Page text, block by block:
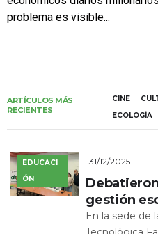
problema es visible...
ARTÍCULOS MÁS
RECIENTES
CINE
ECOLOGÍA
EDUCACI
ÓN
31/12/2025
gestión
En la sede de